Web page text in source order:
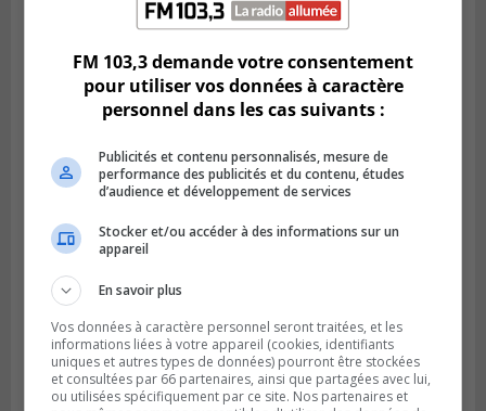
Publié le 6 août 2026 à 05h11
Une poussée tardive propulse les Ducs
vers la victoire à Laval
LONGUEUIL
FM 103,3 demande votre consentement
pour utiliser vos données à caractère
personnel dans les cas suivants :
Publicités et contenu personnalisés, mesure de
performance des publicités et du contenu, études
d’audience et développement de services
Stocker et/ou accéder à des informations sur un
appareil
En savoir plus
Vos données à caractère personnel seront traitées, et les
informations liées à votre appareil (cookies, identifiants
uniques et autres types de données) pourront être stockées
et consultées par 66 partenaires, ainsi que partagées avec lui,
ou utilisées spécifiquement par ce site. Nos partenaires et